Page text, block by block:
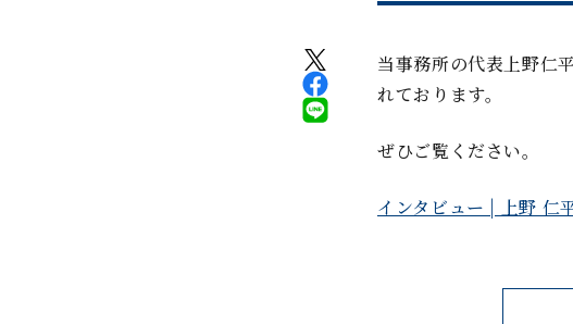
当事務所の代表上野仁
れております。
ぜひご覧ください。
インタビュー | 上野 仁